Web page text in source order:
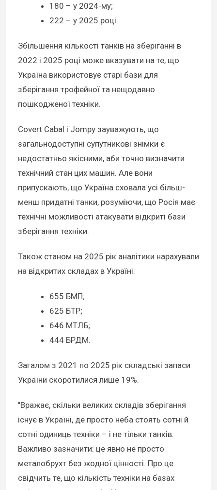
180 – у 2024-му;
222 – у 2025 році.
Збільшення кількості танків на зберіганні в
2022 і 2025 році може вказувати на те, що
Україна використовує старі бази для
зберігання трофейної та нещодавно
пошкодженої техніки.
Covert Cabal і Jompy зауважують, що
загальнодоступні супутникові знімки є
недостатньо якісними, аби точно визначити
технічний стан цих машин. Але вони
припускають, що Україна сховала усі більш-
менш придатні танки, розуміючи, що Росія має
технічні можливості атакувати відкриті бази
зберігання техніки.
Також станом на 2025 рік аналітики нарахували
на відкритих складах в Україні:
655 БМП;
625 БТР;
646 МТЛБ;
444 БРДМ.
Загалом з 2021 по 2025 рік складські запаси
України скоротилися лише 19%.
"Вражає, скільки великих складів зберігання
існує в Україні, де просто неба стоять сотні й
сотні одиниць техніки – і не тільки танків.
Важливо зазначити: це явно не просто
металобрухт без жодної цінності. Про це
свідчить те, що кількість техніки на базах